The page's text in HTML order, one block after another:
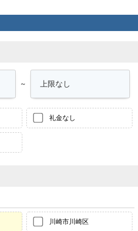
～
礼金なし
川崎市川崎区